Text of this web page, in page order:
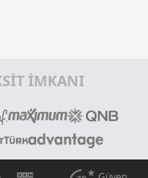
İMKANI